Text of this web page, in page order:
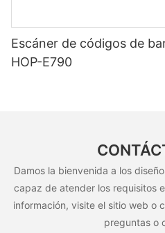
Escáner de códigos de
HOP-E790
Damos la bienvenida a los
capaz de atender los requisitos
información, visite el sitio web o
preguntas o